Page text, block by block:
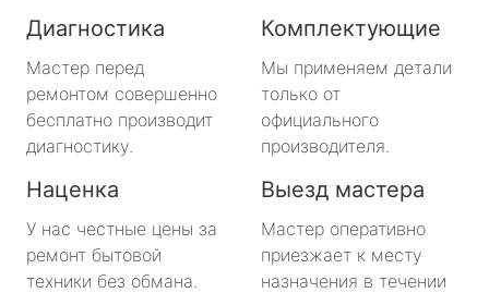
Диагностика
Мастер перед
ремонтом совершенно
бесплатно производит
диагностику.
Комплектующие
Мы применяем детали
только от
официального
производителя.
Наценка
У нас честные цены за
ремонт бытовой
техники без обмана.
Выезд мастера
Мастер оперативно
приезжает к месту
назначения в течении